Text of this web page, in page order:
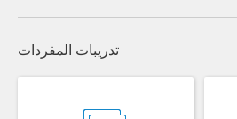
تدريبات المفردات